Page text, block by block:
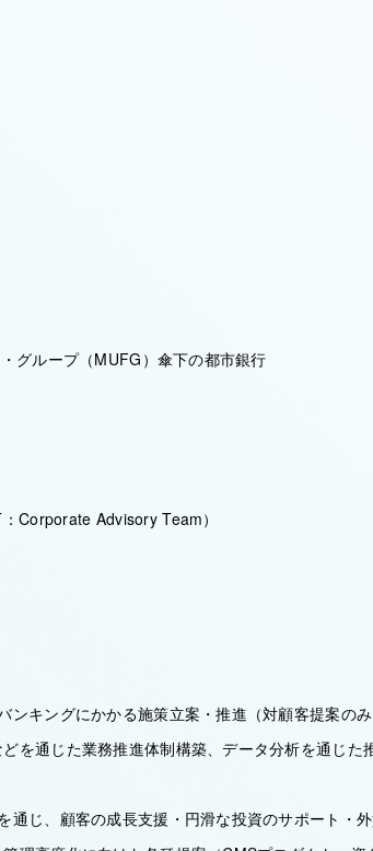
グループ（MUFG）傘下の都市銀行
Corporate Advisory Team）
キングにかかる施策立案・推進（対顧客提案の
を通じた業務推進体制構築、データ分析を通じた
じ、顧客の成長支援・円滑な投資のサポート・